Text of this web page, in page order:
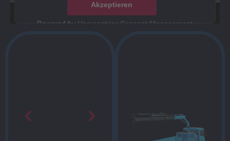
Akzeptieren
Powered by Usercentrics Consent Management